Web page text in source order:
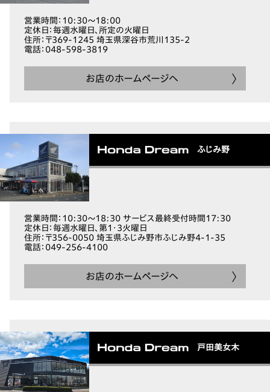
営業時間 ：10:30～18:00
定休日 ：毎週水曜日、所定の火曜日
住所：〒369-1245 埼玉県深谷市荒川135-2
電話：048-598-3819
お店のホームページへ
ふじみ野
営業時間 ：10:30～18:30 サービス最終受付時間17:30
定休日 ：毎週水曜日、第1・3火曜日
住所：〒356-0050 埼玉県ふじみ野市ふじみ野4-1-35
電話：049-256-4100
お店のホームページへ
戸田美女木